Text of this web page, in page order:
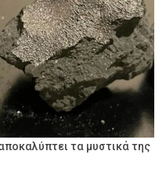
τα μυστικά της